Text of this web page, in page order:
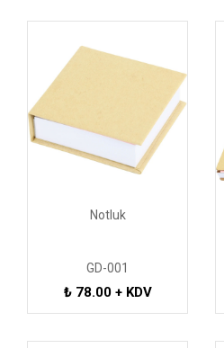
Notluk
GD-001
₺ 78.00 + KDV